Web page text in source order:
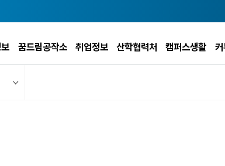
꿈드림공작소 취업정보 산학협력처 캠퍼스생활